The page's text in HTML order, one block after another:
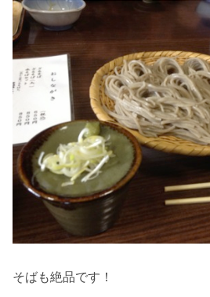
そばも絶品です！